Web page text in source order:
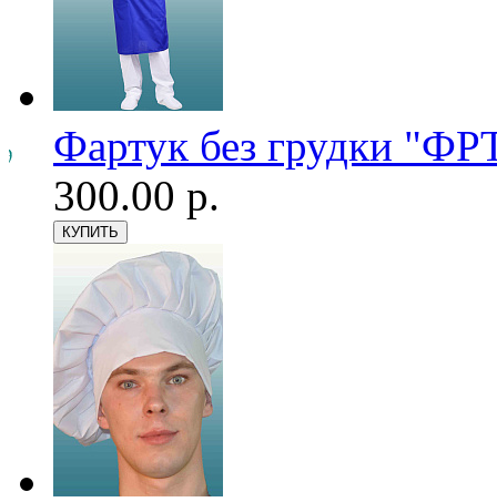
Фартук без грудки
300.00 р.